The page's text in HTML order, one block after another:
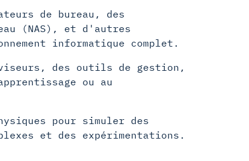
de bureau, des
(NAS), et d'autres
informatique complet.
des outils de gestion,
ou au
pour simuler des
et des expérimentations.